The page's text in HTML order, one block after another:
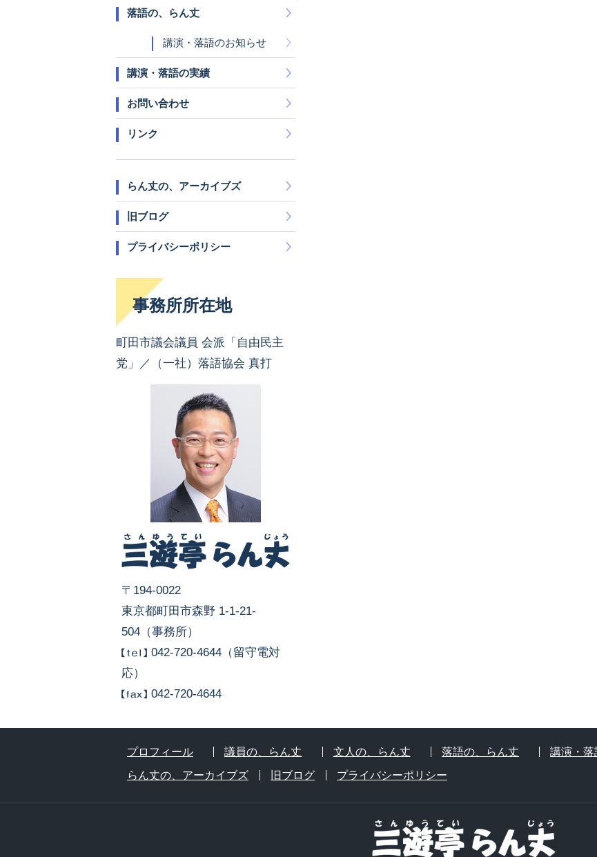
落語の、らん丈
講演・落語のお知らせ
講演・落語の実績
お問い合わせ
リンク
らん丈の、アーカイブズ
旧ブログ
プライバシーポリシー
事務所所在地
町田市議会議員 会派「自由民主
党」／（一社）落語協会 真打
〒194-0022
東京都町田市森野 1-1-21-
504（事務所）
042-720-4644（留守電対
応）
042-720-4644
プロフィール 議員の、らん丈 文人の、らん丈 落語の、らん丈 講演・
らん丈の、アーカイブズ
旧ブログ プライバシーポリシー